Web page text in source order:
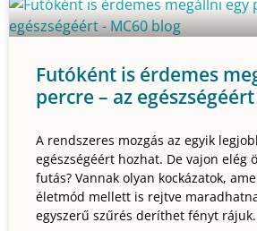
Futóként is érdemes
percre – az egészségéért
A rendszeres mozgás az egyik
egészségéért hozhat. De vajon elég
futás? Vannak olyan kockázatok,
életmód mellett is rejtve
egyszerű szűrés deríthet fényt rájuk.